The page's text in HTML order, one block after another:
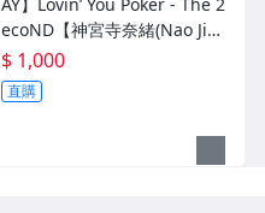
ecoND【神宮寺奈緒(Nao Jing
uji)】撲克牌 整副52張
$ 1,000
直購